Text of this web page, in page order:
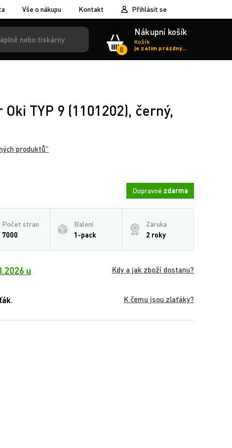
Vše o nákupu Kontakt Přihlásit se
0
Nákupní košík
Košík
je zatím prázdný...
TYP 9 (1101202), černý,
produktů”
Dopravné zdarma
Počet stran
7000
Balení
1-pack
Záruka
2 roky
u
Kdy a jak zboží dostanu?
. K čemu jsou zlaťáky?